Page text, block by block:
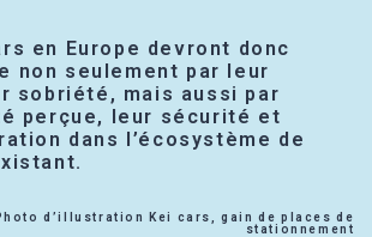
en Europe devront donc
non seulement par leur
sobriété, mais aussi par
perçue, leur sécurité et
dans l’écosystème de
d’illustration Kei cars, gain de places de
stationnement